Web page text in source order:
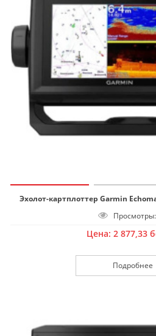
Эхолот-картплоттер Garmin
Цена: 2 877,33